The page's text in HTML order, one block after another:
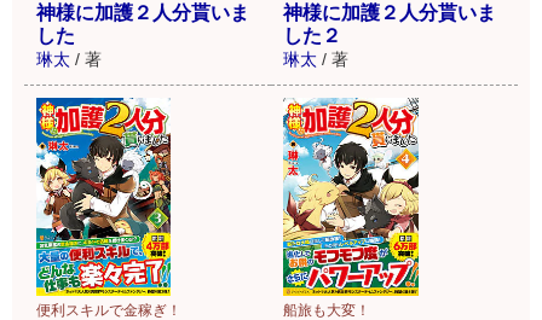
神様に加護２人分貰いま
した
琳太 / 著
神様に加護２人分貰いま
した２
琳太 / 著
便利スキルで金稼ぎ！ 船旅も大変！